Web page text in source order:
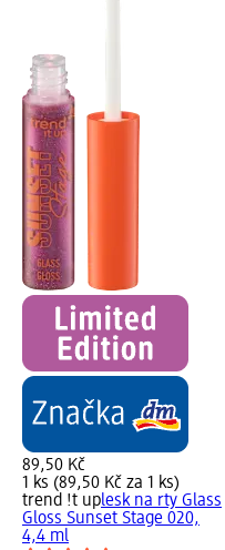
89,50 Kč
1 ks (89,50 Kč za 1 ks)
trend !t uplesk na rty Glass
Gloss Sunset Stage 020,
4,4 ml